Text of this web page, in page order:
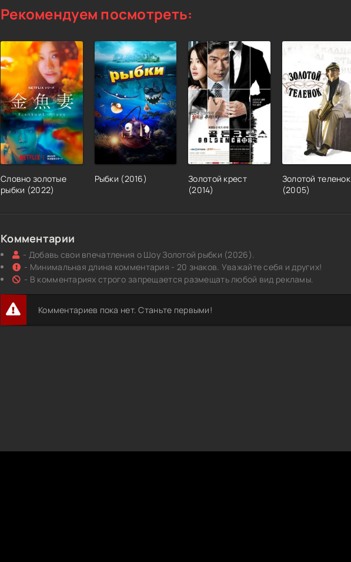
Рекомендуем посмотреть:
Словно золотые
рыбки (2022)
Рыбки (2016)
Золотой крест
(2014)
Золотой теленок
(2005)
Комментарии
- Добавь свои впечатления о Шоу Золотой рыбки (2026).
- Минимальная длина комментария - 20 знаков. Уважайте себя и других!
- В комментариях строго запрещается размещать любой вид рекламы.
Комментариев пока нет. Станьте первыми!